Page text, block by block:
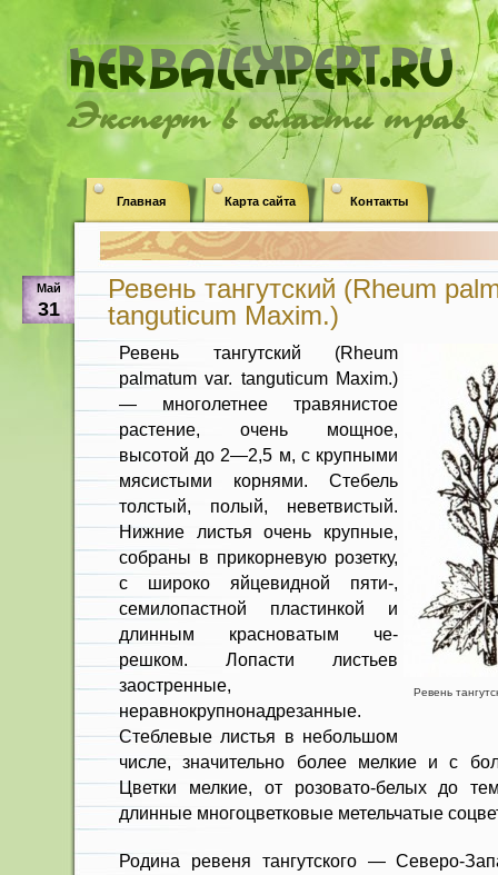
Эксперт в области трав
Главная Карта сайта Контакты
Май
31
Ревень тангутский (Rheum
tanguticum Maxim.)
Ревень
Ревень тангутский (Rheum
palmatum var. tanguticum Maxim.)
— многолетнее травянистое
растение, очень мощное,
высотой до 2—2,5 м, с крупными
мясистыми корнями. Сте­бель
толстый, полый, неветвистый.
Нижние листья очень крупные,
собра­ны в прикорневую розетку,
с широко яйцевидной пяти-,
семилопастной пластинкой и
длинным красноватым че­
решком. Лопасти листьев
заостренные,
неравнокрупнонадрезанные.
Стеблевые листья в небольшом
числе, значительно более мелкие и с
Цветки мелкие, от розовато-белых до
длинные многоцветковые метельчатые
Родина ревеня тангутского — Се­веро-